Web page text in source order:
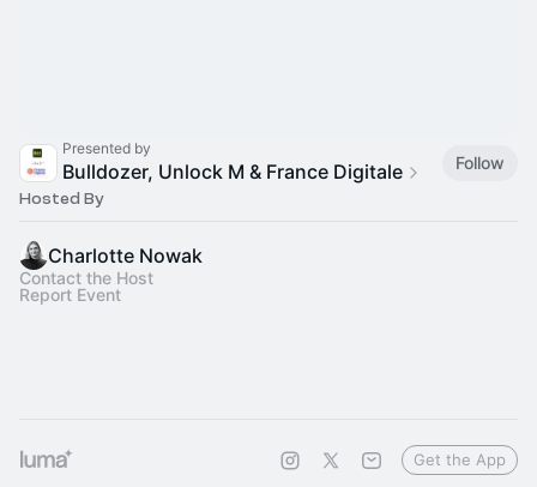
Presented by
Bulldozer, Unlock M & France Digitale Follow
Hosted By
Charlotte Nowak
Contact the Host
Report Event
Get the App